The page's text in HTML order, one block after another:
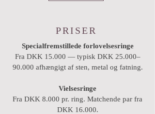
PRISER
Specialfremstillede forlovelsesringe
Fra DKK 15.000 — typisk DKK 25.000–
90.000 afhængigt af sten, metal og fatning.
Vielsesringe
Fra DKK 8.000 pr. ring. Matchende par fra
DKK 16.000.